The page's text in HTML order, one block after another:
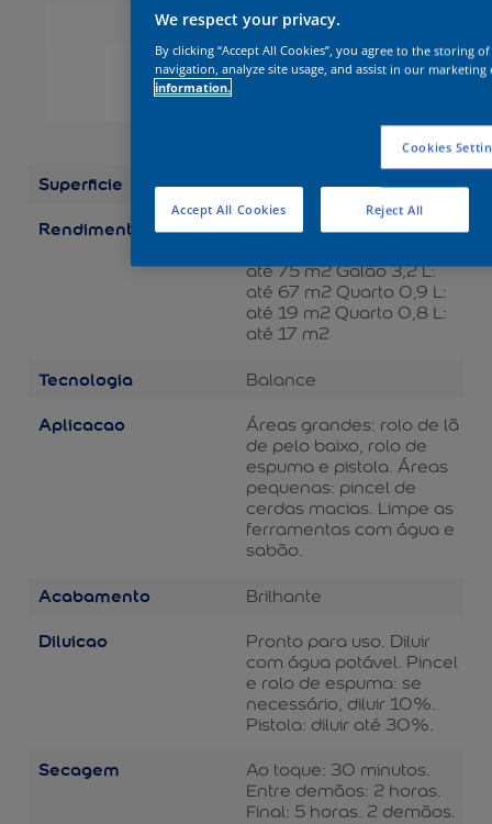
VER MAIS
Superficie Madeira
Rendimento
Embalagens/Rendimento
até 75 m2 Galão 3,2 L:
até 67 m2 Quarto 0,9 L:
até 19 m2 Quarto 0,8 L:
até 17 m2
Tecnologia Balance
Aplicacao
Áreas grandes: rolo de lã
de pelo baixo, rolo de
espuma e pistola. Áreas
pequenas: pincel de
cerdas macias. Limpe as
ferramentas com água e
sabão.
Acabamento Brilhante
Diluicao
Pronto para uso. Diluir
com água potável. Pincel
e rolo de espuma: se
necessário, diluir 10%.
Pistola: diluir até 30%.
Secagem
Ao toque: 30 minutos.
Entre demãos: 2 horas.
Final: 5 horas. 2 demãos.
We respect your privacy.
By clicking “Accept All Cookies”, you agree to the storing
navigation, analyze site usage, and assist in our
information.
Cookies
Reject All
Accept All Cookies